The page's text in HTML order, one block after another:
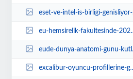
eset-ve-intel-is-birligi-genisliyor-ZtQqr17I.jpg
eu-hemsirelik-fakultesinde-2024-2025-egitim-ogretim-yili-1-sinif-oryantasyon-...
eude-dunya-anatomi-gunu-kutlanacak-UUOkrFMY.jpg
excalibur-oyuncu-profillerine-gore-tercih-edilmesi-gereken-bilgisayar-modelle...